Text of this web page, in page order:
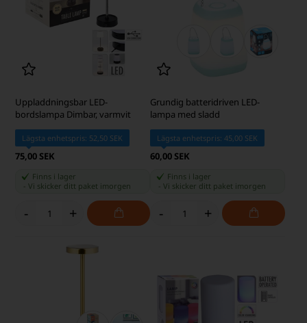
Uppladdningsbar LED-
bordslampa Dimbar, varmvit
Lägsta enhetspris: 52,50 SEK
75,00 SEK
Finns i lager
-Vi skicker ditt paket imorgen
- +
Grundig batteridriven LED-
lampa med sladd
Lägsta enhetspris: 45,00 SEK
60,00 SEK
Finns i lager
Vi skicker ditt paket imorgen
- +